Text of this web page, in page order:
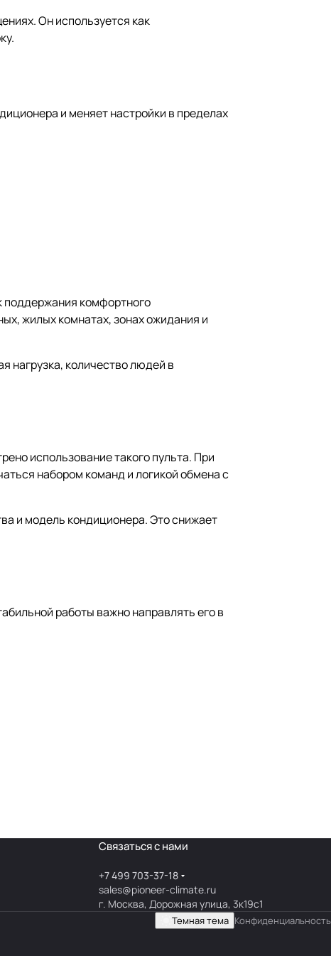
Он используется как
и меняет настройки в пределах
поддержания комфортного
жилых комнатах, зонах ожидания и
нагрузка, количество людей в
использование такого пульта. При
набором команд и логикой обмена с
и модель кондиционера. Это снижает
работы важно направлять его в
Связаться с нами
+7 499 703-37-18
sales@pioneer-climate.ru
г. Москва, Дорожная улица, 3к19с1
Темная тема Конфиденциальность